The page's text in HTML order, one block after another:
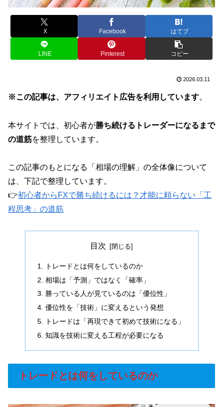
X Facebook はてブ
LINE Pinterest コピー
2026.03.11
※この記事は、アフィリエイト広告を利用しています。
本サイトでは、初心者が勝ち続けるトレーダーになるまで
の道筋を整理しています。
この記事のもとになる「相場の理解」の全体像について
は、下記で整理しています。
👉初心者からFXで勝ち続けるには？才能に頼らない「工
程思考」の道筋
目次
トレードとは何をしているのか
相場は「予測」ではなく「確率」
勝っている人が見ているのは「優位性」
優位性を「技術」に変えるという発想
トレードは「再現できて初めて技術になる」
知識を技術に変える工程が必要になる
トレードとは何をしているのか